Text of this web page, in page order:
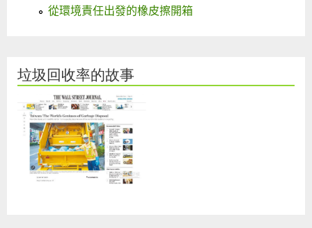
從環境責任出發的橡皮擦開箱
垃圾回收率的故事